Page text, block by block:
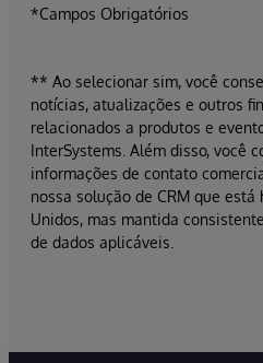
*Campos Obrigatórios
** Ao selecionar sim, você
notícias, atualizações e outros
relacionados a produtos e
InterSystems. Além disso, você
informações de contato
nossa solução de CRM que está
Unidos, mas mantida
de dados aplicáveis.